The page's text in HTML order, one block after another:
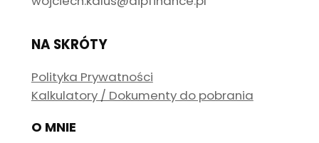
NA SKRÓTY
Polityka Prywatności
Kalkulatory / Dokumenty do pobrania
O MNIE